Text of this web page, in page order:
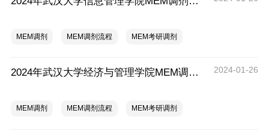
MEM调剂 MEM调剂流程 MEM考研调剂
2024年武汉大学经济与管理学院MEM调剂流程 2024-01-26
MEM调剂 MEM调剂流程 MEM考研调剂